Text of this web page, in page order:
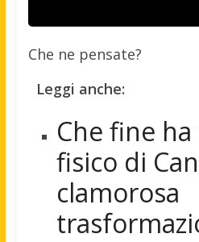
Che ne pensate?
Leggi anche:
Che fine
fisico di
clamorosa